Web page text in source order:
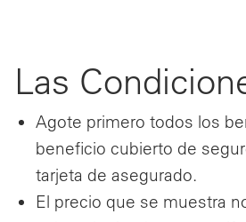
Las
Agote primero todos los
beneficio cubierto de
tarjeta de asegurado.
El precio que se muestra